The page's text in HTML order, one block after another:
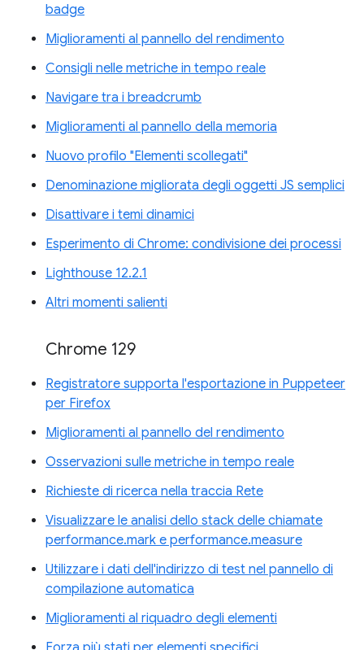
badge
Miglioramenti al pannello del rendimento
Consigli nelle metriche in tempo reale
Navigare tra i breadcrumb
Miglioramenti al pannello della memoria
Nuovo profilo "Elementi scollegati"
Denominazione migliorata degli oggetti JS semplici
Disattivare i temi dinamici
Esperimento di Chrome: condivisione dei processi
Lighthouse 12.2.1
Altri momenti salienti
Chrome 129
Registratore supporta l'esportazione in Puppeteer
per Firefox
Miglioramenti al pannello del rendimento
Osservazioni sulle metriche in tempo reale
Richieste di ricerca nella traccia Rete
Visualizzare le analisi dello stack delle chiamate
performance.mark e performance.measure
Utilizzare i dati dell'indirizzo di test nel pannello di
compilazione automatica
Miglioramenti al riquadro degli elementi